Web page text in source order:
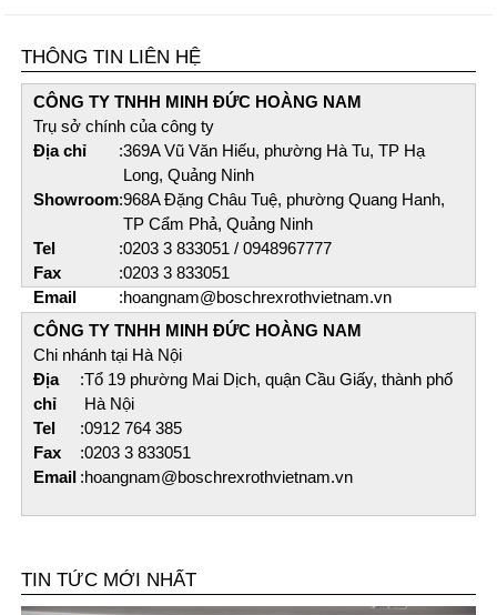
THÔNG TIN LIÊN HỆ
CÔNG TY TNHH MINH ĐỨC HOÀNG NAM​
Trụ sở chính của công ty
Địa chỉ
:369A Vũ Văn Hiếu, phường Hà Tu, TP Hạ
Long, Quảng Ninh
Showroom:968A Đặng Châu Tuệ, phường Quang Hanh,
TP Cẩm Phả, Quảng Ninh
Tel
:0203 3 833051 / 0948967777
Fax
:0203 3 833051
Email
:hoangnam@boschrexrothvietnam.vn
CÔNG TY TNHH MINH ĐỨC HOÀNG NAM​
Chi nhánh tại Hà Nội
Địa
chỉ
:Tổ 19 phường Mai Dịch, quận Cầu Giấy, thành phố
Hà Nội
Tel
:0912 764 385
Fax
:0203 3 833051
Email :hoangnam@boschrexrothvietnam.vn
TIN TỨC MỚI NHẤT